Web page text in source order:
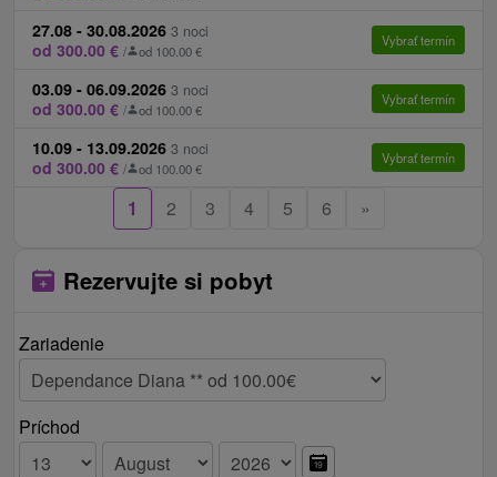
27.08 - 30.08.2026 3 noci
od 300.00 € / od 100.00 €
Vybrať termín
03.09 - 06.09.2026 3 noci
od 300.00 € / od 100.00 €
Vybrať termín
10.09 - 13.09.2026 3 noci
od 300.00 € / od 100.00 €
Vybrať termín
1 2 3 4 5 6 »
Rezervujte si pobyt
Zariadenie
Príchod